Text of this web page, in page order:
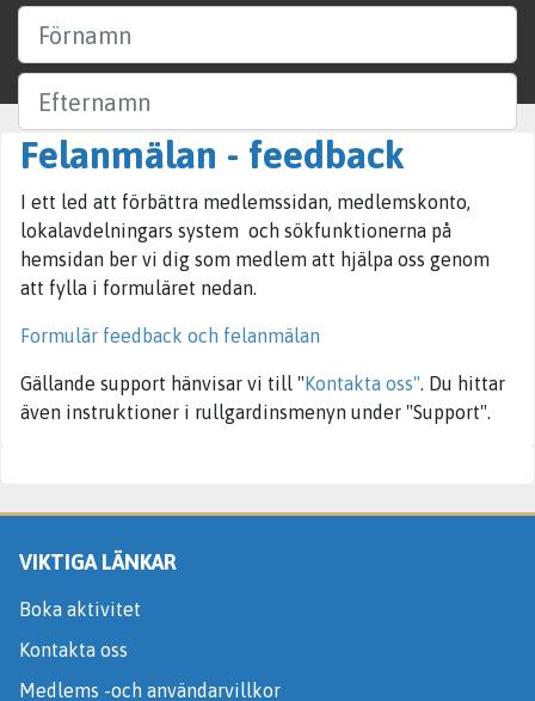
Företag
Ort
Sök
Felanmälan - feedback
I ett led att förbättra medlemssidan, medlemskonto,
lokalavdelningars system och sökfunktionerna på
hemsidan ber vi dig som medlem att hjälpa oss genom
att fylla i formuläret nedan.
Formulär feedback och felanmälan
Gällande support hänvisar vi till " Kontakta oss". Du hittar
även instruktioner i rullgardinsmenyn under "Support".
VIKTIGA LÄNKAR
Boka aktivitet
Kontakta oss
Medlems -och användarvillkor